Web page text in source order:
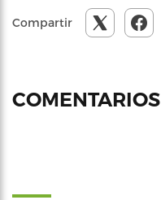
Compartir
COMENTARIOS